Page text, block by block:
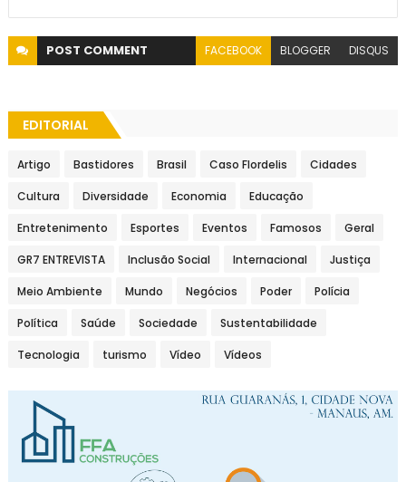
POST COMMENT FACEBOOK BLOGGER DISQUS
EDITORIAL
Artigo Bastidores Brasil Caso Flordelis Cidades
Cultura Diversidade Economia Educação
Entretenimento Esportes Eventos Famosos Geral
GR7 ENTREVISTA Inclusão Social Internacional Justiça
Meio Ambiente Mundo Negócios Poder Polícia
Política Saúde Sociedade Sustentabilidade
Tecnologia turismo Vídeo Vídeos